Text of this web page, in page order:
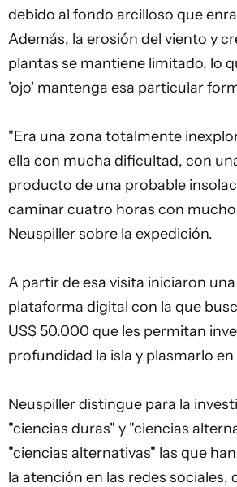
debido al fondo arcilloso que
Además, la erosión del viento y
plantas se mantiene limitado, lo
'ojo' mantenga esa particular
"Era una zona totalmente
ella con mucha dificultad, con
producto de una probable
caminar cuatro horas con
Neuspiller sobre la expedición.
A partir de esa visita iniciaron
plataforma digital con la que
US$ 50.000 que les permitan
profundidad la isla y plasmarlo en
Neuspiller distingue para la
"ciencias duras" y "ciencias
"ciencias alternativas" las que
la atención en las redes sociales,